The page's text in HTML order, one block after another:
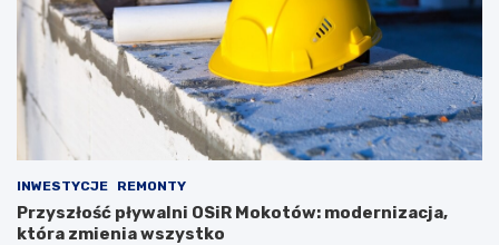
INWESTYCJE REMONTY
Przyszłość pływalni OSiR Mokotów: modernizacja,
która zmienia wszystko